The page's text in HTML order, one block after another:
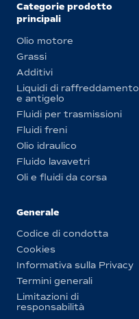
Categorie prodotto
principali
Olio motore
Grassi
Additivi
Liquidi di raffreddamento
e antigelo
Fluidi per trasmissioni
Fluidi freni
Olio idraulico
Fluido lavavetri
Oli e fluidi da corsa
Generale
Codice di condotta
Cookies
Informativa sulla Privacy
Termini generali
Limitazioni di
responsabilità